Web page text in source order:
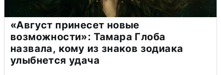
«Август принесет новые
возможности»: Тамара Глоба
назвала, кому из знаков зодиака
улыбнется удача